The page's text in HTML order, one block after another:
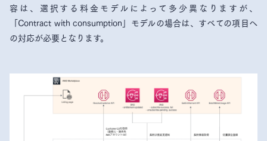
容は、選択する料金モデルによって多少異なりますが、
「Contract with consumption」モデルの場合は、すべての項目へ
の対応が必要となります。